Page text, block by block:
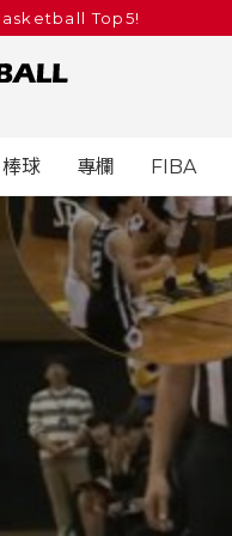
Top5!
棒球 專欄 FIBA